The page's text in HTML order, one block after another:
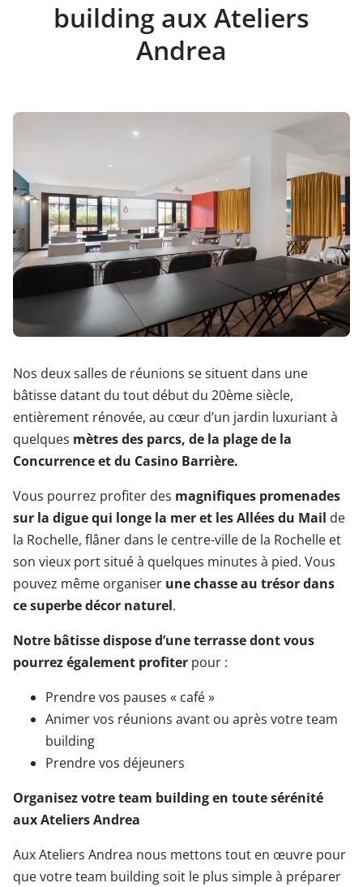
building aux Ateliers
Andrea
Nos deux salles de réunions se situent dans une
bâtisse datant du tout début du 20ème siècle,
entièrement rénovée, au cœur d’un jardin luxuriant à
quelques mètres des parcs, de la plage de la
Concurrence et du Casino Barrière.
Vous pourrez profiter des magnifiques promenades
sur la digue qui longe la mer et les Allées du Mail de
la Rochelle, flâner dans le centre-ville de la Rochelle et
son vieux port situé à quelques minutes à pied. Vous
pouvez même organiser une chasse au trésor dans
ce superbe décor naturel.
Notre bâtisse dispose d’une terrasse dont vous
pourrez également profiter pour :
Prendre vos pauses « café »
Animer vos réunions avant ou après votre team
building
Prendre vos déjeuners
Organisez votre team building en toute sérénité
aux Ateliers Andrea
Aux Ateliers Andrea nous mettons tout en œuvre pour
que votre team building soit le plus simple à préparer